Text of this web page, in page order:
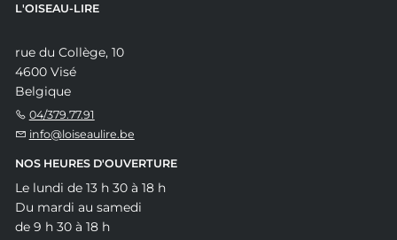
L'OISEAU-LIRE
rue du Collège, 10
4600 Visé
Belgique
04/379.77.91
info@loiseaulire.be
NOS HEURES D'OUVERTURE
Le lundi de 13 h 30 à 18 h
Du mardi au samedi
de 9 h 30 à 18 h